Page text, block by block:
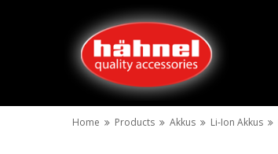
Home Products Akkus Li-Ion Akkus